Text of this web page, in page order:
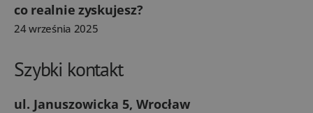
co realnie zyskujesz?
24 września 2025
Szybki kontakt
ul. Januszowicka 5, Wrocław